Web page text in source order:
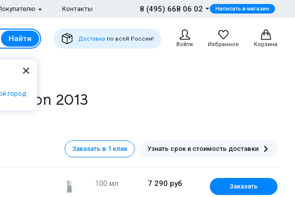
Контакты 8 (495) 668 06 02 Написать в магазин
Найти Доставка по всей России!
Войти
Избранное Корзина
город 2013
Заказать в 1 клик Узнать срок и стоимость доставки
7 290 руб
100 мл Заказать